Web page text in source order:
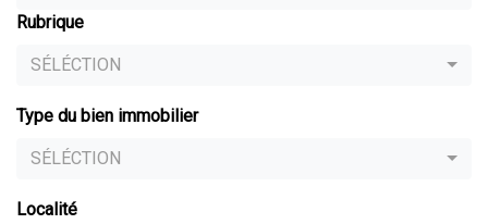
Rubrique
SÉLÉCTION
Type du bien immobilier
SÉLÉCTION
Localité